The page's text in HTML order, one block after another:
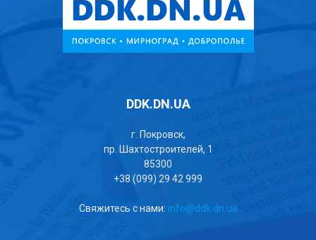
DDK.DN.UA
г. Покровск,
пр. Шахтостроителей, 1
85300
+38 (099) 29 42 999
Свяжитесь с нами: info@ddk.dn.ua